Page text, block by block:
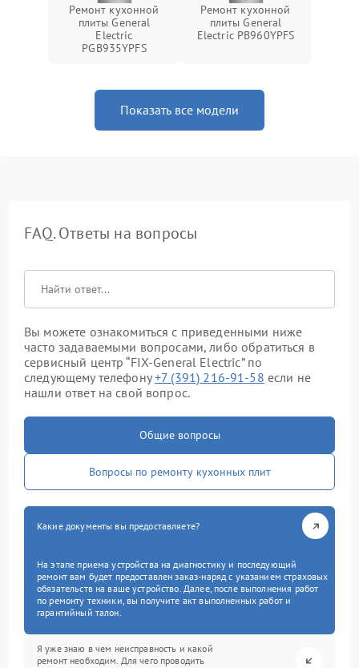
Ремонт кухонной
плиты General
Electric
PGB935YPFS
Ремонт кухонной
плиты General
Electric PB960YPFS
Показать все модели
FAQ. Ответы на вопросы
Вы можете ознакомиться с приведенными ниже
часто задаваемыми вопросами, либо обратиться в
сервисный центр “FIX-General Electric” по
следующему телефону+7 (391) 216-91-58 если не
нашли ответ на свой вопрос.
Общие вопросы
Вопросы по ремонту кухонных плит
Какие документы вы предоставляете?
На этапе приема устройства на диагностику и последующий
ремонт вам будет предоставлен заказ-наряд с указанием страховых
обязательств на ваше устройство. Далее, после выполнения работ
по ремонту техники, вы получите акт выполненных работ и
гарантийный талон.
Я уже знаю в чем неисправность и какой
ремонт необходим. Для чего проводить